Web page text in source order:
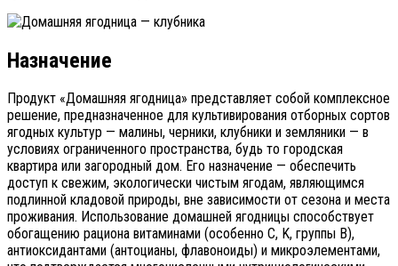
Назначение
Продукт «Домашняя ягодница» представляет собой комплексное
решение, предназначенное для культивирования отборных сортов
ягодных культур — малины, черники, клубники и земляники — в
условиях ограниченного пространства, будь то городская
квартира или загородный дом. Его назначение — обеспечить
доступ к свежим, экологически чистым ягодам, являющимся
подлинной кладовой природы, вне зависимости от сезона и места
проживания. Использование домашней ягодницы способствует
обогащению рациона витаминами (особенно C, K, группы B),
антиоксидантами (антоцианы, флавоноиды) и микроэлементами,